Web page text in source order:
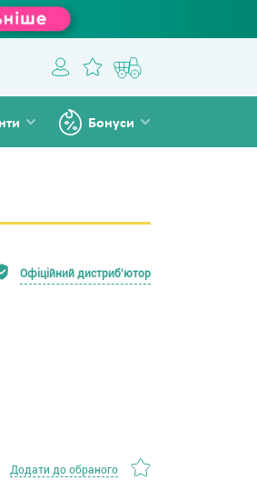
Бонуси
Офіційний дистриб'ютор
Додати до обраного